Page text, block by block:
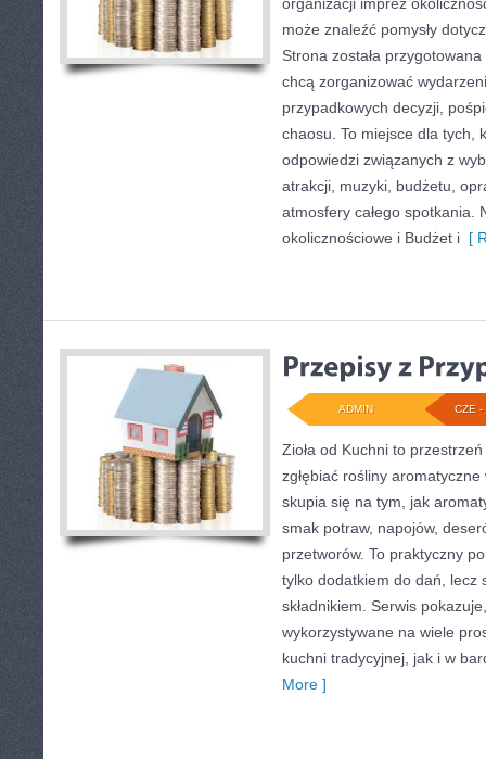
może znaleźć pomysły
Strona została
chcą zorganizować
przypadkowych decyzji,
chaosu. To miejsce dla tych,
odpowiedzi związanych z
atrakcji, muzyki, budżetu,
atmosfery całego spotkania.
okolicznościowe i Budżet i [
CZE -
ADMIN
Zioła od Kuchni to
zgłębiać rośliny
skupia się na tym, jak
smak potraw, napojów,
przetworów. To praktyczny
tylko dodatkiem do dań, lecz
składnikiem. Serwis
wykorzystywane na wiele
kuchni tradycyjnej, jak i w
More ]